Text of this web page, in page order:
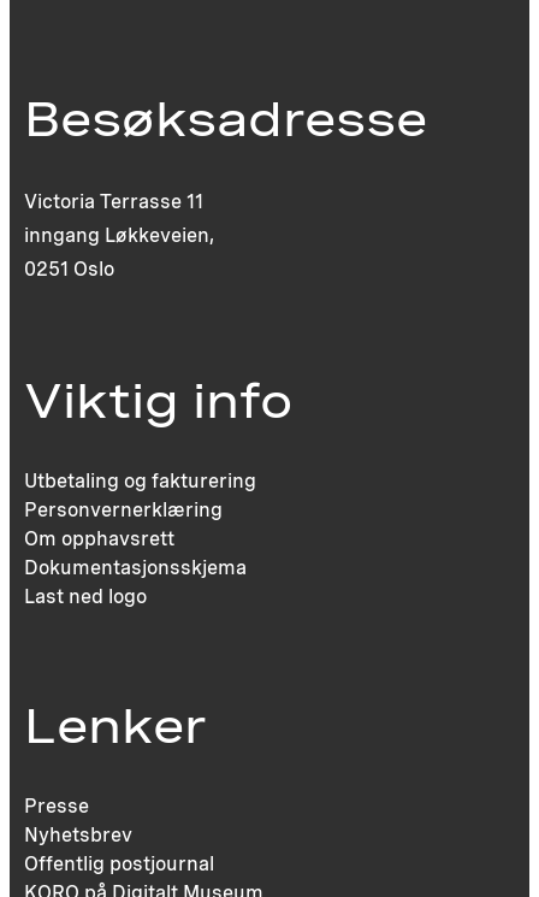
Besøksadresse
Victoria Terrasse 11
inngang Løkkeveien,
0251 Oslo
Viktig info
Utbetaling og fakturering
Personvernerklæring
Om opphavsrett
Dokumentasjonsskjema
Last ned logo
Lenker
Presse
Nyhetsbrev
Offentlig postjournal